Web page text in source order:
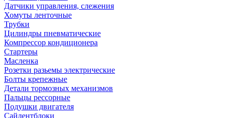
Датчики управления, слежения
Хомуты ленточные
Трубки
Цилиндры пневматические
Компрессор кондиционера
Стартеры
Масленка
Розетки разьемы электрические
Болты крепежные
Детали тормозных механизмов
Пальцы рессорные
Подушки двигателя
Сайлентблоки